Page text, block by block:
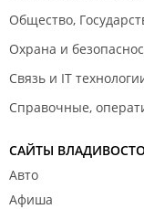
Общество,
Охрана и
Связь и IT
Справочные,
САЙТЫ
Авто
Афиша